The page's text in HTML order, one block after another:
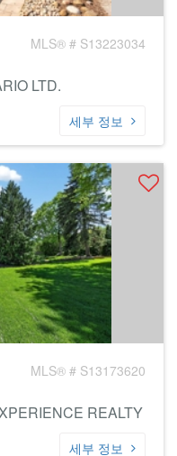
MLS® # S13223034
LTD.
세부 정보
MLS® # S13173620
REALTY
세부 정보